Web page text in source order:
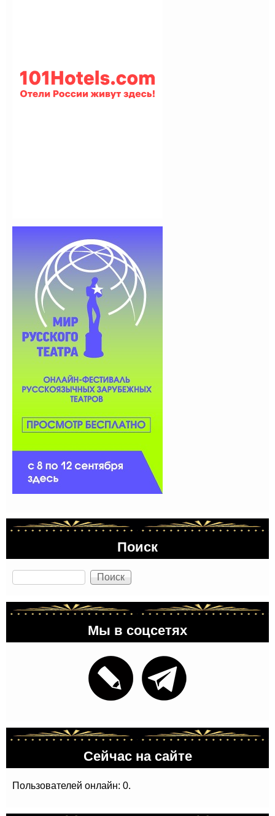
Поиск
Поиск
Мы в соцсетях
Сейчас на сайте
Пользователей онлайн: 0.